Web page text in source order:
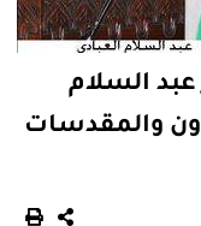
عبد السلام
والمقدسات